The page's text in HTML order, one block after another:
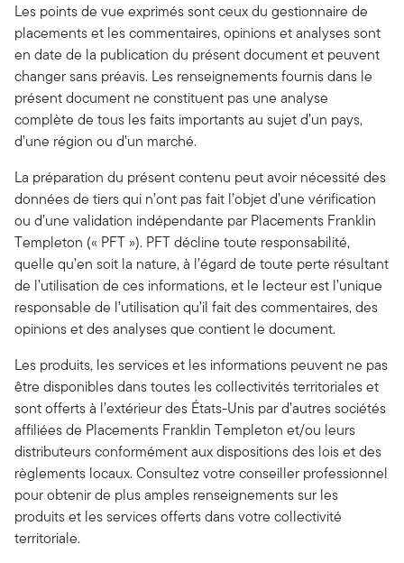
Les points de vue exprimés sont ceux du gestionnaire de
placements et les commentaires, opinions et analyses sont
en date de la publication du présent document et peuvent
changer sans préavis. Les renseignements fournis dans le
présent document ne constituent pas une analyse
complète de tous les faits importants au sujet d’un pays,
d’une région ou d’un marché.
La préparation du présent contenu peut avoir nécessité des
données de tiers qui n’ont pas fait l’objet d’une vérification
ou d’une validation indépendante par Placements Franklin
Templeton (« PFT »). PFT décline toute responsabilité,
quelle qu’en soit la nature, à l’égard de toute perte résultant
de l’utilisation de ces informations, et le lecteur est l’unique
responsable de l’utilisation qu’il fait des commentaires, des
opinions et des analyses que contient le document.
Les produits, les services et les informations peuvent ne pas
être disponibles dans toutes les collectivités territoriales et
sont offerts à l’extérieur des États-Unis par d’autres sociétés
affiliées de Placements Franklin Templeton et/ou leurs
distributeurs conformément aux dispositions des lois et des
règlements locaux. Consultez votre conseiller professionnel
pour obtenir de plus amples renseignements sur les
produits et les services offerts dans votre collectivité
territoriale.